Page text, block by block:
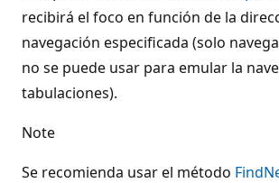
recibirá el foco en función de la
navegación especificada (solo
no se puede usar para emular la
tabulaciones).
Note
Se recomienda usar el método